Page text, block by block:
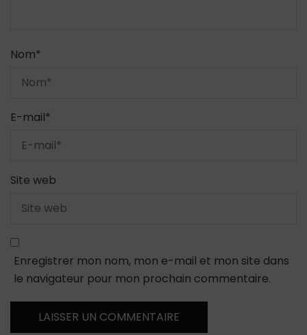
Nom*
E-mail*
Site web
Enregistrer mon nom, mon e-mail et mon site dans
le navigateur pour mon prochain commentaire.